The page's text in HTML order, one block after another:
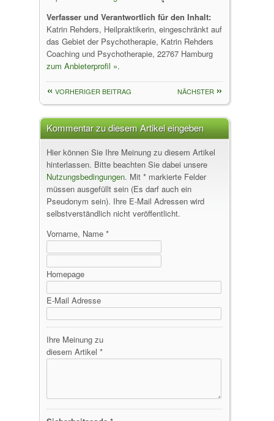
Verfasser und Verantwortlich für den Inhalt:
Katrin Rehders, Heilpraktikerin, eingeschränkt auf
das Gebiet der Psychotherapie, Katrin Rehders
Coaching und Psychotherapie, 22767 Hamburg
zum Anbieterprofil ».
NÄCHSTER
VORHERIGER BEITRAG
Kommentar zu diesem Artikel eingeben
Hier können Sie Ihre Meinung zu diesem Artikel
hinterlassen. Bitte beachten Sie dabei unsere
Nutzungsbedingungen. Mit * markierte Felder
müssen ausgefüllt sein (Es darf auch ein
Pseudonym sein). Ihre E-Mail Adressen wird
selbstverständlich nicht veröffentlicht.
Vorname, Name *
Homepage
E-Mail Adresse
Ihre Meinung zu
diesem Artikel *